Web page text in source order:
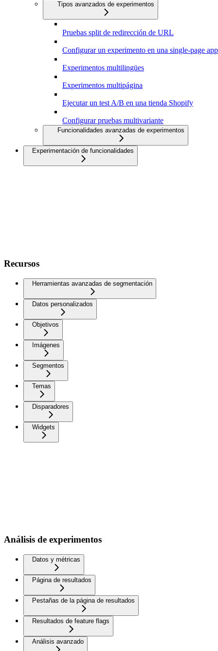
Tipos avanzados de experimentos
Pruebas split de redirección de URL
Configurar un experimento en una single-page
Experimentos multilingües
Experimentos multipágina
Ejecutar un test A/B en una tienda Shopify
Configurar pruebas multivariante
Funcionalidades avanzadas de experimentos
Experimentación de funcionalidades
Recursos
Herramientas avanzadas de segmentación
Datos personalizados
Objetivos
Imágenes
Segmentos
Temas
Disparadores
Widgets
Análisis de experimentos
Datos y métricas
Página de resultados
Pestañas de la página de resultados
Resultados de feature flags
Análisis avanzado